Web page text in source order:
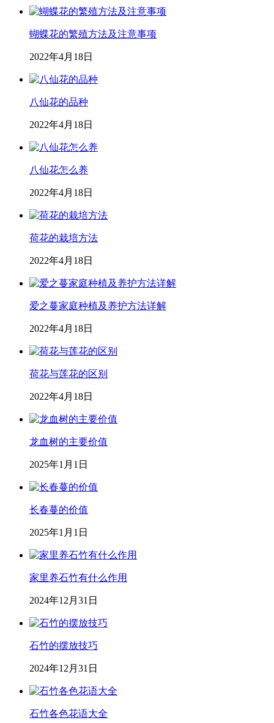
蝴蝶花的繁殖方法及注意事项
2022年4月18日
八仙花的品种
2022年4月18日
八仙花怎么养
2022年4月18日
荷花的栽培方法
2022年4月18日
爱之蔓家庭种植及养护方法详解
2022年4月18日
荷花与莲花的区别
2022年4月18日
龙血树的主要价值
2025年1月1日
长春蔓的价值
2025年1月1日
家里养石竹有什么作用
2024年12月31日
石竹的摆放技巧
2024年12月31日
石竹各色花语大全